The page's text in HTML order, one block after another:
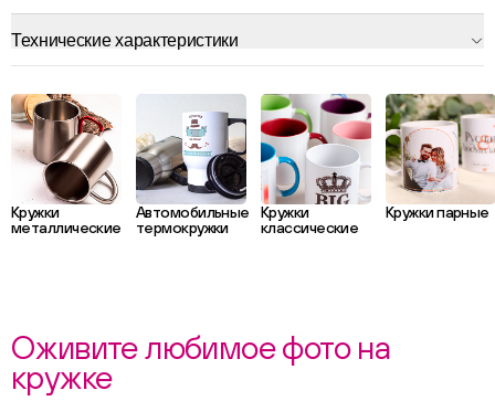
Технические характеристики
Кружки
металлические
Автомобильные
термокружки
Кружки
классические
Кружки парные
Оживите любимое фото на
кружке